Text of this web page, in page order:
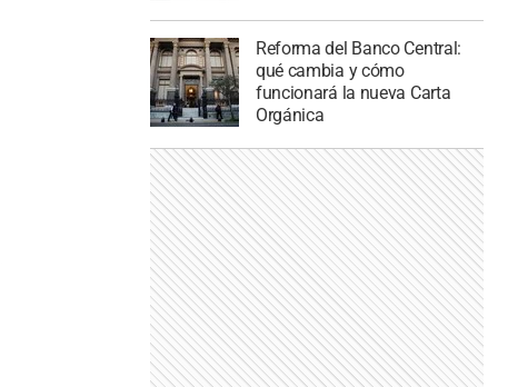
Reforma del Banco Central:
qué cambia y cómo
funcionará la nueva Carta
Orgánica